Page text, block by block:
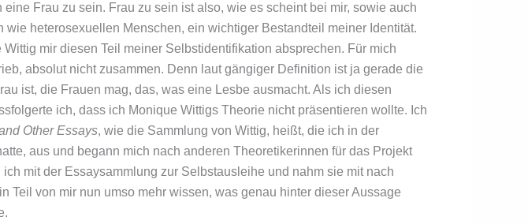
eine Frau zu sein. Frau zu sein ist also, wie es scheint bei mir, sowie auch
wie heterosexuellen Menschen, ein wichtiger Bestandteil meiner Identität.
Wittig mir diesen Teil meiner Selbstidentifikation absprechen. Für mich
absolut nicht zusammen. Denn laut gängiger Definition ist ja gerade die
ist, die Frauen mag, das, was eine Lesbe ausmacht. Als ich diesen
ich, dass ich Monique Wittigs Theorie nicht präsentieren wollte. Ich
Other Essays, wie die Sammlung von Wittig, heißt, die ich in der
aus und begann mich nach anderen Theoretikerinnen für das Projekt
mit der Essaysammlung zur Selbstausleihe und nahm sie mit nach
Teil von mir nun umso mehr wissen, was genau hinter dieser Aussage